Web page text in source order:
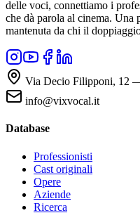
delle voci, connettiamo i
che dà parola al cinema. Una
mantenuta da chi il
Via Decio Filipponi, 12
info@vixvocal.it
Database
Professionisti
Cast originali
Opere
Aziende
Ricerca